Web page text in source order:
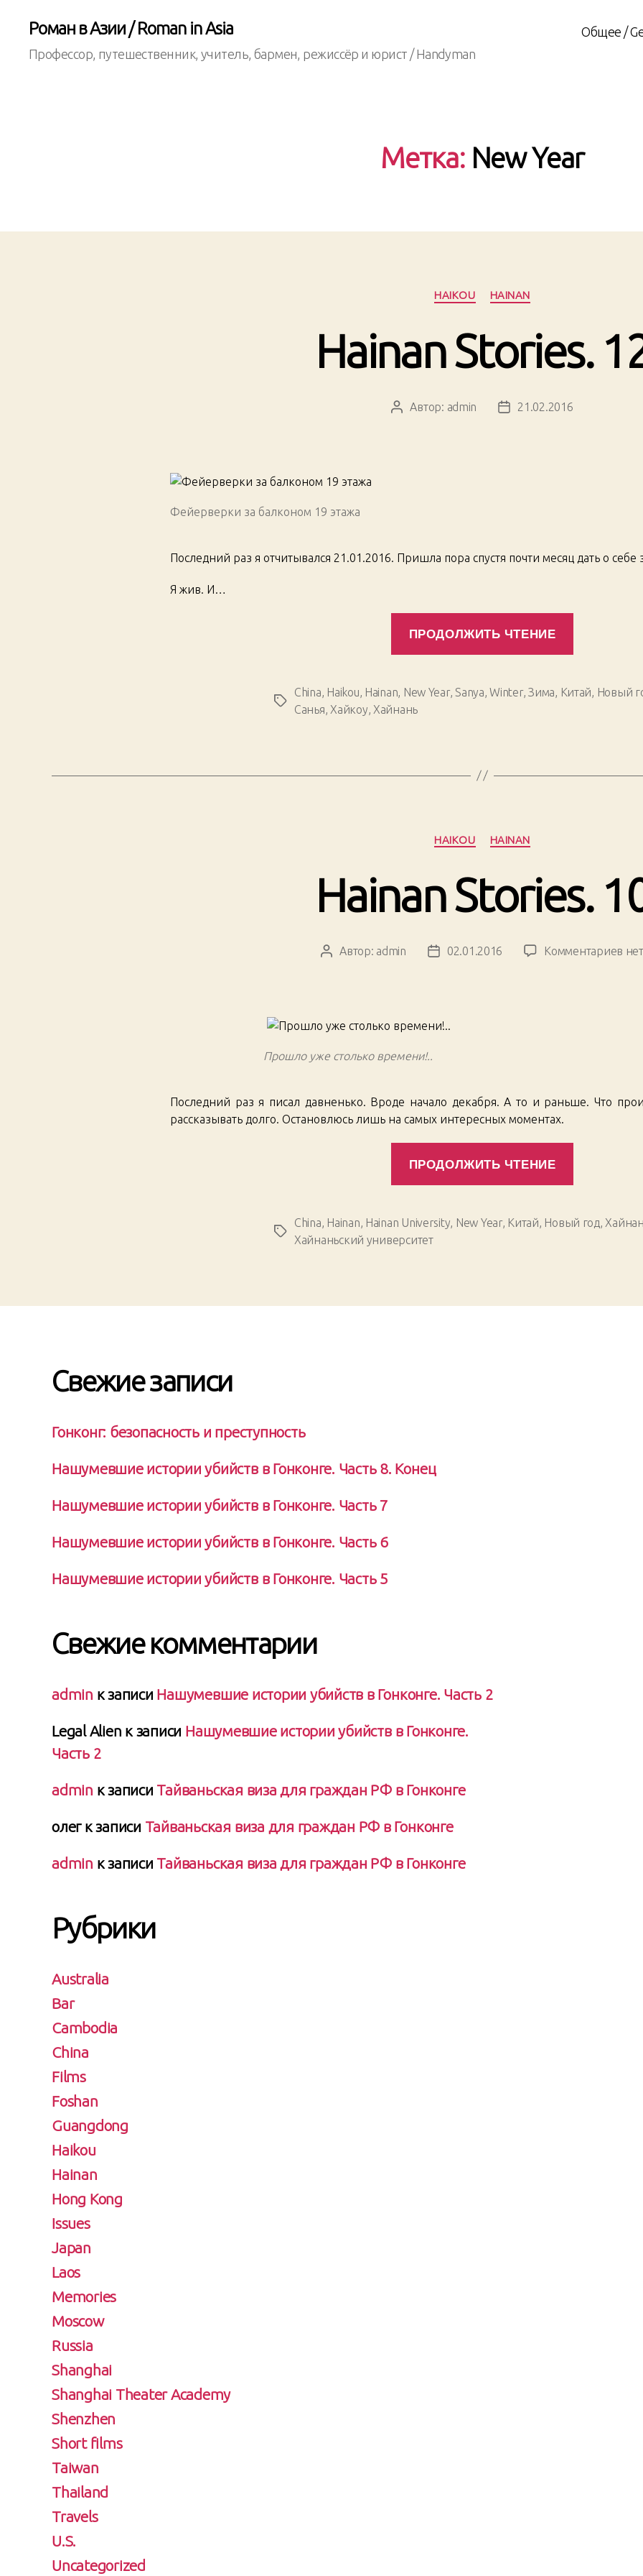
Роман в Азии / Roman in Asia
Профессор, путешественник, учитель, бармен, режиссёр и юрист / Handyman
Общее /
Метка: New Year
Рубрики
HAIKOU HAINAN
Hainan Stories.
Автор
Автор: admin
Дата21.02.2016
Фейерверки за балконом 19 этажа
Последний раз я отчитывался 21.01.2016. Пришла пора спустя почти месяц дать о себе
Я жив. И…
ПРОДОЛЖИТЬ ЧТЕНИЕ
Метки
China, Haikou, Hainan, New Year,Sanya,Winter,Зима, Китай, Новый
Санья, Хайкоу, Хайнань
Рубрики
HAIKOU HAINAN
Hainan Stories.
Автор
Автор: admin
Дата02.01.2016 Комментариевкнет
Прошло уже столько времени!..
Последний раз я писал давненько. Вроде начало декабря. А то и раньше. Что
рассказывать долго. Остановлюсь лишь на самых интересных моментах.
ПРОДОЛЖИТЬ ЧТЕНИЕ
Метки
China, Hainan, Hainan University, New Year, Китай, Новый год,
Хайнаньский университет
Свежие записи
Гонконг: безопасность и преступность
Нашумевшие истории убийств в Гонконге. Часть 8. Конец
Нашумевшие истории убийств в Гонконге. Часть 7
Нашумевшие истории убийств в Гонконге. Часть 6
Нашумевшие истории убийств в Гонконге. Часть 5
Свежие комментарии
admin к записи Нашумевшие истории убийств в Гонконге. Часть 2
Legal Alien к записи Нашумевшие истории убийств в Гонконге.
Часть 2
admin к записи Тайваньская виза для граждан РФ в Гонконге
олегк записи Тайваньская виза для граждан РФ в Гонконге
admin к записи Тайваньская виза для граждан РФ в Гонконге
Рубрики
Australia
Bar
Cambodia
China
Films
Foshan
Guangdong
Haikou
Hainan
Hong Kong
Issues
Japan
Laos
Memories
Moscow
Russia
Shanghai
Shanghai Theater Academy
Shenzhen
Short films
Taiwan
Thailand
Travels
U.S.
Uncategorized